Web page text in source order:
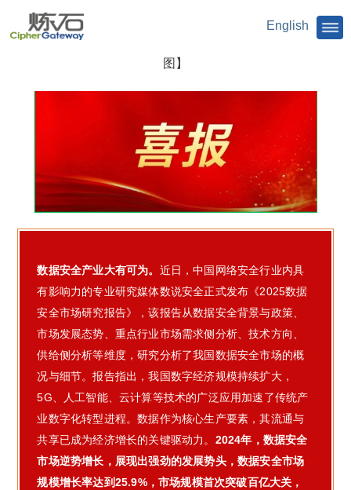
English
【炼石多领域入围《2025数据安全市场研究报告》全景
图】
数据安全产业大有可为。 近日，中国网络安全行业内具
有影响力的专业研究媒体数说安全正式发布《2025数据
安全市场研究报告》，该报告从数据安全背景与政策、
市场发展态势、重点行业市场需求侧分析、技术方向、
供给侧分析等维度，研究分析了我国数据安全市场的概
况与细节。报告指出，我国数字经济规模持续扩大，
5G、人工智能、云计算等技术的广泛应用加速了传统产
业数字化转型进程。数据作为核心生产要素，其流通与
共享已成为经济增长的关键驱动力。 2024年，数据安全
市场逆势增长，展现出强劲的发展势头，数据安全市场
规模增长率达到25.9%，市场规模首次突破百亿大关，